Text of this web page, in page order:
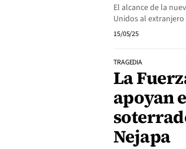
El alcance de la
Unidos al
15/05/25
TRAGEDIA
La
apoyan
Nejapa